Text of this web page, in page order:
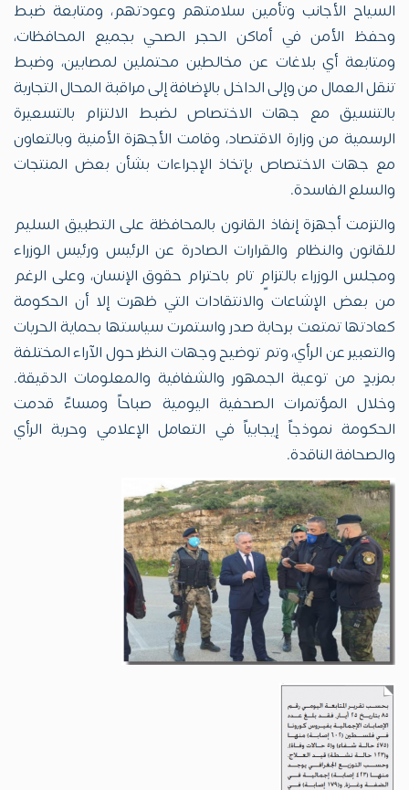
السياح الأجانب وتأمين سلامتهم وعودتهم، ومتابعة ضبط
وحفظ الأمن في أماكن الحجر الصحي بجميع المحافظات،
ومتابعة أي بلاغات عن مخالطين محتملين لمصابين، وضبط
تنقل العمال من وإلى الداخل بالإضافة إلى مراقبة المحال التجارية
بالتنسيق مع جهات الاختصاص لضبط الالتزام بالتسعيرة
الرسمية من وزارة الاقتصاد، وقامت الأجهزة الأمنية وبالتعاون
مع جهات الاختصاص بإتخاذ الإجراءات بشأن بعض المنتجات
والسلع الفاسدة.
والتزمت أجهزة إنفاذ القانون بالمحافظة على التطبيق السليم
للقانون والنظام والقرارات الصادرة عن الرئيس ورئيس الوزراء
ومجلس الوزراء بالتزامٍ تام باحترام حقوق الإنسان، وعلى الرغم
من بعض الإشاعات والانتقادات التي ظهرت إلا أن الحكومة
كعادتها تمتعت برحابة صدر واستمرت سياستها بحماية الحريات
والتعبير عن الرأي، وتم توضيح وجهات النظر حول الآراء المختلفة
بمزيدٍ من توعية الجمهور والشفافية والمعلومات الدقيقة.
وخلال المؤتمرات الصحفية اليومية صباحاً ومساءً قدمت
الحكومة نموذجاً إيجابياً في التعامل الإعلامي وحرية الرأي
والصحافة الناقدة.